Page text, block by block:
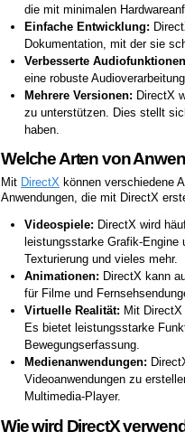
die mit minimalen
Einfache Entwicklung:
Dokumentation, mit der sie
Verbesserte
eine robuste
Mehrere Versionen: DirectX
zu unterstützen. Dies stellt
haben.
Welche Arten von
Mit DirectX können verschiedene
Anwendungen, die mit DirectX
Videospiele: DirectX wird
leistungsstarke Grafik-
Texturierung und vieles mehr.
Animationen: DirectX kann
für Filme und
Virtuelle Realität: Mit
Es bietet leistungsstarke
Bewegungserfassung.
Medienanwendungen:
Videoanwendungen zu
Multimedia-Player.
Wie wird DirectX